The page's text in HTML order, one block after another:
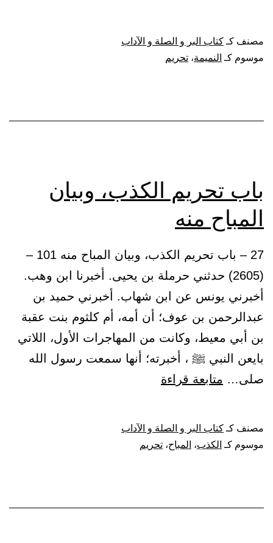
مصنف كـكتاب البر و الصلة و الآداب
موسوم كـ النميمة، تحريم
باب تحريم الكذب، وبيان
المباح منه
27 – باب تحريم الكذب، وبيان المباح منه 101 –
(2605) حدثني حرملة بن يحيى. أخبرنا ابن وهب.
أخبرني يونس عن ابن شهاب. أخبرني حميد بن
عبدالرحمن بن عوف؛ أن أمه، أم كلثوم بنت عقبة
بن أبي معيط، وكانت من المهاجرات الأول، اللاتي
بايعن النبي ﷺ ، أخبرته؛ أنها سمعت رسول الله
صلى… متابعة قراءة
الكذب،
وبيان
مصنف كـ كتاب البر و الصلة و الآداب
موسوم كـ الكذب، المباح، تحريم